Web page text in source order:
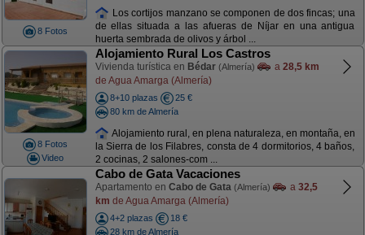
8 Fotos
Los cortijos manzano se componen de dos fincas; una
de ellas situada a las afueras de Níjar en una antigua
huerta sembrada de olivos y árbol ...
8 Fotos
Video
Alojamiento Rural Los Castros
Vivienda turística en Bédar (Almería) a 28,5 km
de Agua Amarga (Almería)
8+10 plazas
25 €
80 km de Almería
Alojamiento rural, en plena naturaleza, en montaña, en
la Sierra de los Filabres, consta de 4 dormitorios, 4 baños,
2 cocinas, 2 salones-com ...
Cabo de Gata Vacaciones
Apartamento en Cabo de Gata (Almería) a 32,5
km de Agua Amarga (Almería)
4+2 plazas
18 €
28 km de Almería